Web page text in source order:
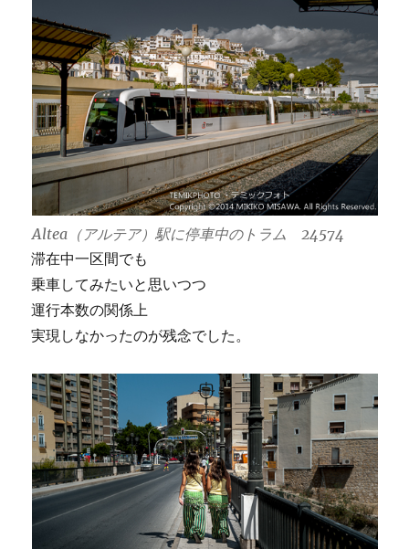
Altea（アルテア）駅に停車中のトラム 24574
滞在中一区間でも
乗車してみたいと思いつつ
運行本数の関係上
実現しなかったのが残念でした。